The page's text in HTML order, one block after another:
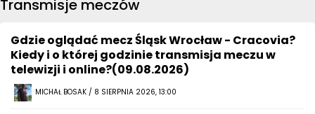
Transmisje meczów
Gdzie oglądać mecz Śląsk Wrocław - Cracovia?
Kiedy i o której godzinie transmisja meczu w
telewizji i online?(09.08.2026)
MICHAŁ BOSAK / 8 SIERPNIA 2026, 13:00